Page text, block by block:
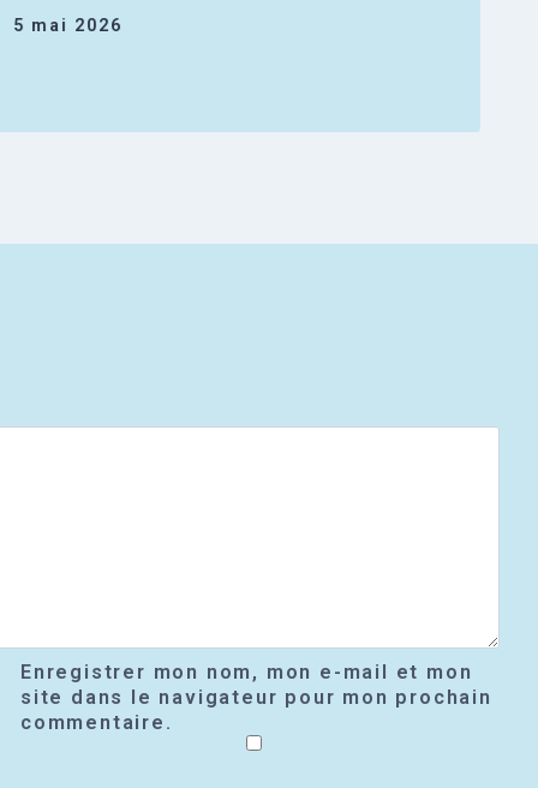
5 mai 2026
Enregistrer mon nom, mon e-mail et mon
site dans le navigateur pour mon prochain
commentaire.